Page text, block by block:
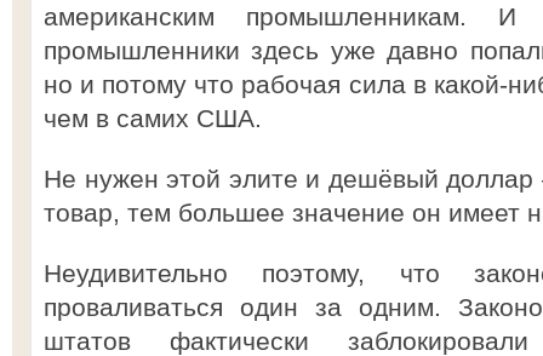
американским промышленникам.
промышленники здесь уже давно
но и потому что рабочая сила в какой-
чем в самих США.
Не нужен этой элите и дешёвый
товар, тем большее значение он имеет
Неудивительно поэтому, что
проваливаться один за одним.
штатов фактически